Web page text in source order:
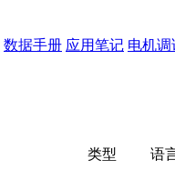
数据手册 应用笔记 电机
类型 语